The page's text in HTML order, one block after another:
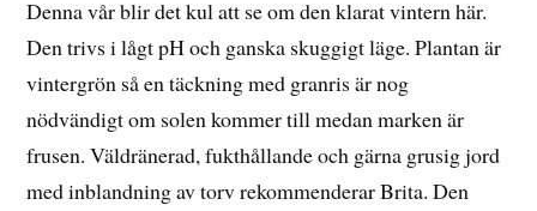
Denna vår blir det kul att se om den klarat vintern här.
Den trivs i lågt pH och ganska skuggigt läge. Plantan är
vintergrön så en täckning med granris är nog
nödvändigt om solen kommer till medan marken är
frusen. Väldränerad, fukthållande och gärna grusig jord
med inblandning av torv rekommenderar Brita. Den